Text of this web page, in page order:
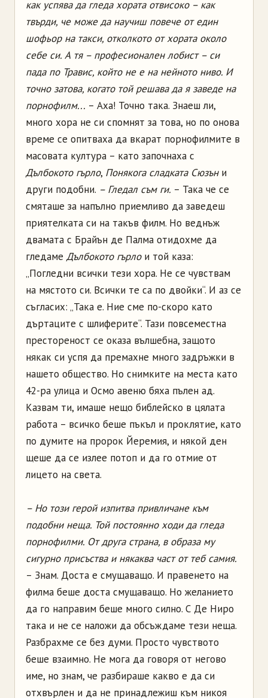
как успява да гледа хората отвисоко – как
твърди, че може да научиш повече от един
шофьор на такси, отколкото от хората около
себе си. А тя – професионален лобист – си
пада по Травис, който не е на нейното ниво. И
точно затова, когато той решава да я заведе на
порнофилм... – Аха! Точно така. Знаеш ли,
много хора не си спомнят за това, но по онова
време се опитваха да вкарат порнофилмите в
масовата култура – като започнаха с
Дълбокото гърло, Понякога сладката Сюзъни
други подобни. – Гледал съм ги. – Така че се
смяташе за напълно приемливо да заведеш
приятелката си на такъв филм. Но веднъж
двамата с Брайън де Палма отидохме да
гледаме Дълбокото гърлои той каза:
„Погледни всички тези хора. Не се чувствам
на мястото си. Всички те са по двойки“. И аз се
съгласих: „Така е. Ние сме по-скоро като
дъртаците с шлиферите“. Тази повсеместна
престореност се оказа вълшебна, защото
някак си успя да премахне много задръжки в
нашето общество. Но снимките на места като
42-ра улица и Осмо авеню бяха пълен ад.
Казвам ти, имаше нещо библейско в цялата
работа – всичко беше пъкъл и проклятие, като
по думите на пророк Йеремия, и някой ден
щеше да се излее потоп и да го отмие от
лицето на света.
– Но този герой изпитва привличане към
подобни неща. Той постоянно ходи да гледа
порнофилми. От друга страна, в образа му
сигурно присъства и някаква част от теб самия.
– Знам. Доста е смущаващо. И правенето на
филма беше доста смущаващо. Но желанието
да го направим беше много силно. С Де Ниро
така и не се наложи да обсъждаме тези неща.
Разбрахме се без думи. Просто чувството
беше взаимно. Не мога да говоря от негово
име, но знам, че разбираше какво е да си
отхвърлен и да не принадлежиш към никоя